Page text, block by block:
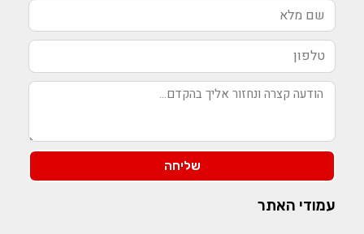
שליחה
עמודי האתר